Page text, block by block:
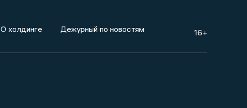
О холдинге Дежурный по новостям 16+